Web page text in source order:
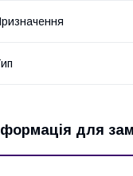
для